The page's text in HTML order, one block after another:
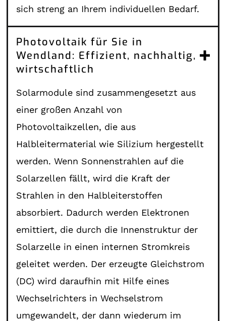
sich streng an Ihrem individuellen Bedarf.
Photovoltaik für Sie in
Wendland: Effizient, nachhaltig,
wirtschaftlich
Solarmodule sind zusammengesetzt aus
einer großen Anzahl von
Photovoltaikzellen, die aus
Halbleitermaterial wie Silizium hergestellt
werden. Wenn Sonnenstrahlen auf die
Solarzellen fällt, wird die Kraft der
Strahlen in den Halbleiterstoffen
absorbiert. Dadurch werden Elektronen
emittiert, die durch die Innenstruktur der
Solarzelle in einen internen Stromkreis
geleitet werden. Der erzeugte Gleichstrom
(DC) wird daraufhin mit Hilfe eines
Wechselrichters in Wechselstrom
umgewandelt, der dann wiederum im